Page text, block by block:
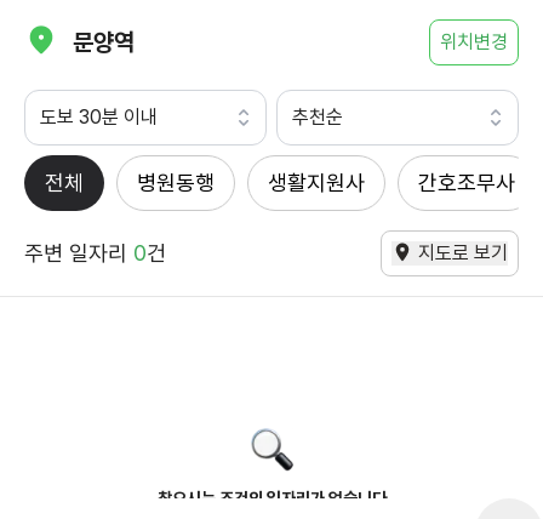
문양역 위치변경
도보 30분 이내 추천순
전체 병원동행 생활지원사 간호조무사
주변 일자리 0건 지도로 보기
찾으시는 조건의 일자리가 없습니다